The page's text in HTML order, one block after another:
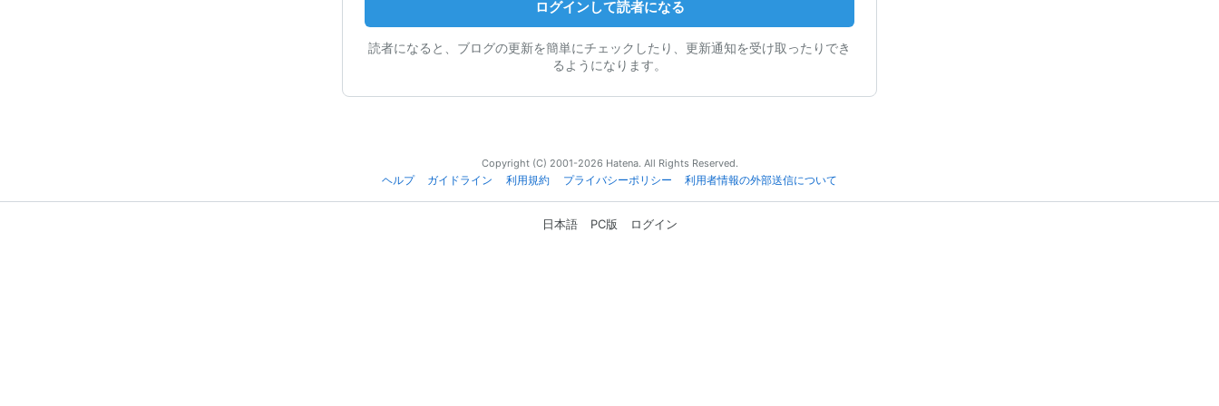
ログインして読者になる
読者になると、ブログの更新を簡単にチェックしたり、更新通知を受け取ったりでき
るようになります。
Copyright (C) 2001-2026 Hatena. All Rights Reserved.
ヘルプ
ガイドライン 利用規約 プライバシーポリシー 利用者情報の外部送信について
日本語 PC版 ログイン